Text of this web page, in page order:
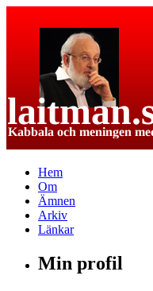
Hem
Om
Ämnen
Arkiv
Länkar
Min profil